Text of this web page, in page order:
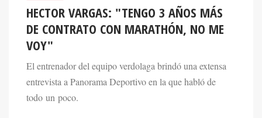
HECTOR VARGAS: "TENGO 3 AÑOS MÁS
DE CONTRATO CON MARATHÓN, NO ME
VOY"
El entrenador del equipo verdolaga brindó una extensa
entrevista a Panorama Deportivo en la que habló de
todo un poco.